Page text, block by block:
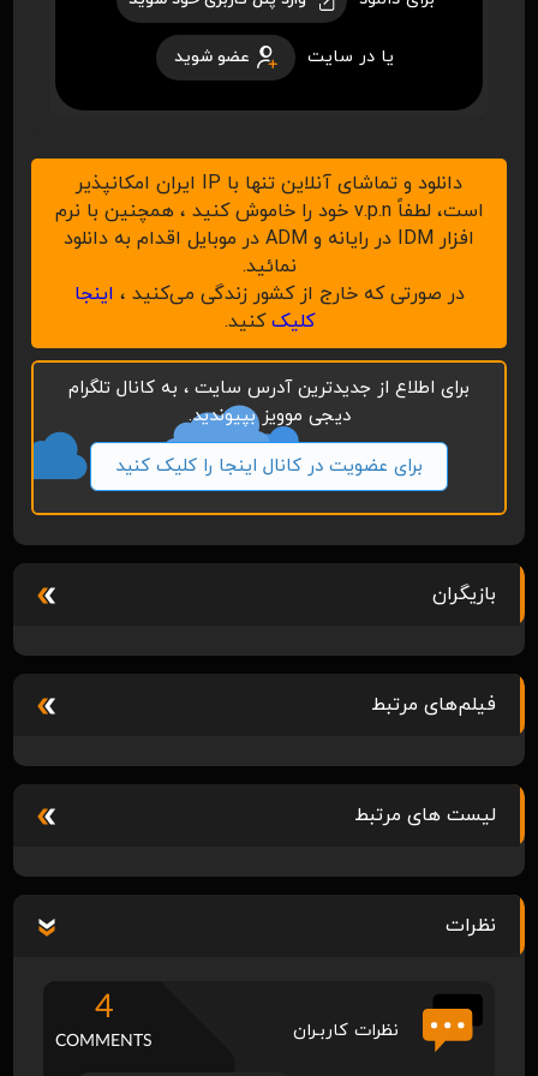
یا در سایت عضو شوید
دانلود و تماشای آنلاین تنها با IP ایران امکانپذیر
است، لطفاً v.p.n خود را خاموش کنید ، همچنین با نرم
افزار IDM در رایانه و ADM در موبایل اقدام به دانلود
نمائید.
در صورتی که خارج از کشور زندگی می‌کنید ، اینجا
کلیککنید.
برای اطلاع از جدیدترین آدرس سایت ، به کانال تلگرام
دیجی موویز بپیوندید.
برای عضویت در کانال اینجا را کلیک کنید
بازیگران
فیلم‌های مرتبط
لیست های مرتبط
نظرات
نظرات کاربـران
4
COMMENTS